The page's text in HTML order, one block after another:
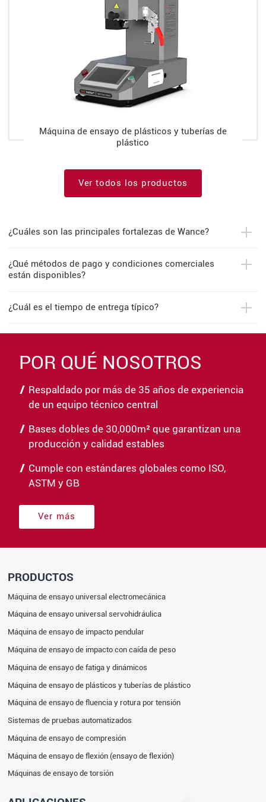
Máquina de ensayo de plásticos y tuberías de
plástico
Ver todos los productos
¿Cuáles son las principales fortalezas de Wance?
¿Qué métodos de pago y condiciones comerciales
están disponibles?
¿Cuál es el tiempo de entrega típico?
POR QUÉ NOSOTROS
Respaldado por más de 35 años de experiencia
de un equipo técnico central
Bases dobles de 30,000m² que garantizan una
producción y calidad estables
Cumple con estándares globales como ISO,
ASTM y GB
Ver más
PRODUCTOS
Máquina de ensayo universal electromecánica
Máquina de ensayo universal servohidráulica
Máquina de ensayo de impacto pendular
Máquina de ensayo de impacto con caída de peso
Máquina de ensayo de fatiga y dinámicos
Máquina de ensayo de plásticos y tuberías de plástico
Máquina de ensayo de fluencia y rotura por tensión
Sistemas de pruebas automatizados
Máquina de ensayo de compresión
Máquina de ensayo de flexión (ensayo de flexión)
Máquinas de ensayo de torsión